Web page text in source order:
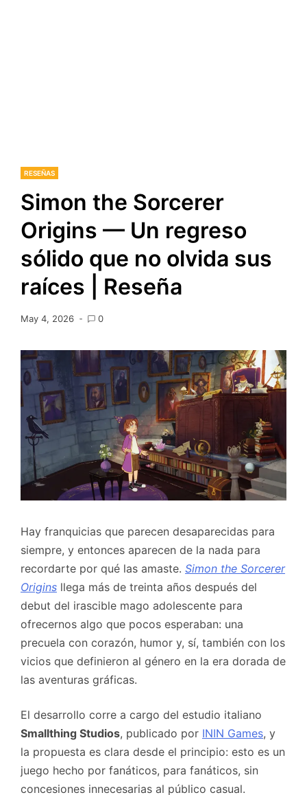
RESEÑAS
Simon the Sorcerer
Origins — Un regreso
sólido que no olvida sus
raíces | Reseña
May 4, 2026 0
Hay franquicias que parecen desaparecidas para
siempre, y entonces aparecen de la nada para
recordarte por qué las amaste. Simon the Sorcerer
Origins llega más de treinta años después del
debut del irascible mago adolescente para
ofrecernos algo que pocos esperaban: una
precuela con corazón, humor y, sí, también con los
vicios que definieron al género en la era dorada de
las aventuras gráficas.
El desarrollo corre a cargo del estudio italiano
Smallthing Studios, publicado por ININ Games, y
la propuesta es clara desde el principio: esto es un
juego hecho por fanáticos, para fanáticos, sin
concesiones innecesarias al público casual.